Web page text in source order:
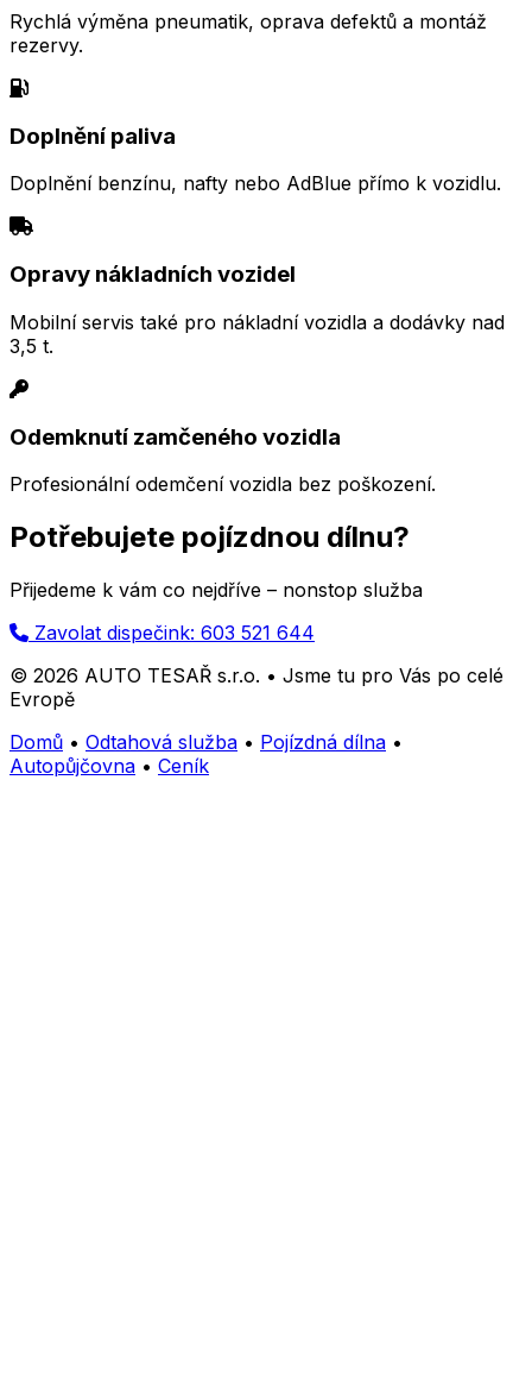
Rychlá výměna pneumatik, oprava defektů a montáž
rezervy.
Doplnění paliva
Doplnění benzínu, nafty nebo AdBlue přímo k vozidlu.
Opravy nákladních vozidel
Mobilní servis také pro nákladní vozidla a dodávky nad
3,5 t.
Odemknutí zamčeného vozidla
Profesionální odemčení vozidla bez poškození.
Potřebujete pojízdnou dílnu?
Přijedeme k vám co nejdříve – nonstop služba
Zavolat dispečink: 603 521 644
© 2026 AUTO TESAŘ s.r.o. • Jsme tu pro Vás po celé
Evropě
Domů • Odtahová služba • Pojízdná dílna •
Autopůjčovna • Ceník